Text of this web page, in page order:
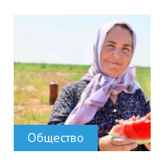
Общество